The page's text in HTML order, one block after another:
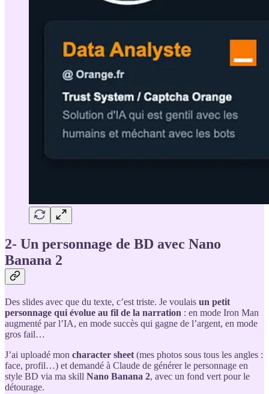
2- Un personnage de BD avec Nano
Banana 2
Des slides avec que du texte, c’est triste. Je voulais un petit
personnage qui évolue au fil de la narration : en mode Iron Man
augmenté par l’IA, en mode succès qui gagne de l’argent, en mode
gros fail…
J’ai uploadé mon character sheet (mes photos sous tous les angles :
face, profil…) et demandé à Claude de générer le personnage en
style BD via ma skill Nano Banana 2, avec un fond vert pour le
détourage.